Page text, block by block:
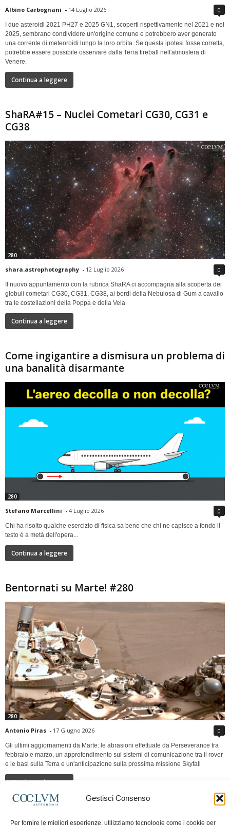
Gestisci Consenso
Per fornire le migliori esperienze, utilizziamo tecnologie come i cookie per
Albino Carbognani - 14 Luglio 2026 0
I due asteroidi 2021 PH27 e 2025 GN1, scoperti rispettivamente nel 2021 e nel
2025, sembrano condividere un'origine comune e potrebbero aver generato
una corrente di meteoroidi lungo la loro orbita. Se questa ipotesi fosse corretta,
potrebbe essere possibile osservare dalla Terra fireball nell'atmosfera di
Venere.
Continua a leggere
ShaRA#15 – Nuclei Cometari CG30, CG31 e
CG38
280
shara.astrophotography - 12 Luglio 2026 0
Il nuovo appuntamento con la rubrica ShaRA ci accompagna alla scoperta dei
globuli cometari CG30, CG31, CG38, ai bordi della Nebulosa di Gum a cavallo
tra le costellazioni della Poppa e della Vela
Continua a leggere
Come ingigantire a dismisura un problema di
una banalità disarmante
280
Stefano Marcellini - 4 Luglio 2026 0
Chi ha risolto qualche esercizio di fisica sa bene che chi ne capisce a fondo il
testo è a metà dell'opera...
Continua a leggere
Bentornati su Marte! #280
280
Antonio Piras - 17 Giugno 2026 0
Gli ultimi aggiornamenti da Marte: le abrasioni effettuate da Perseverance tra
febbraio e marzo, un approfondimento sui sistemi di comunicazione tra il rover
e le basi sulla Terra e un'anticipazione sulla prossima missione Skyfall
Continua a leggere